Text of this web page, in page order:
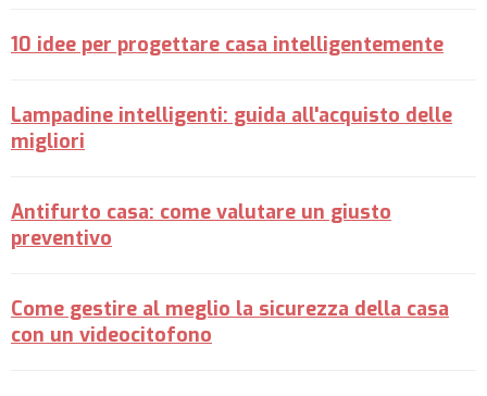
10 idee per progettare casa intelligentemente
Lampadine intelligenti: guida all'acquisto delle
migliori
Antifurto casa: come valutare un giusto
preventivo
Come gestire al meglio la sicurezza della casa
con un videocitofono